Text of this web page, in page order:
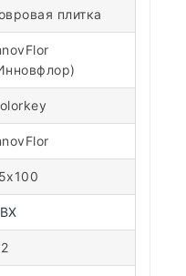
плитка